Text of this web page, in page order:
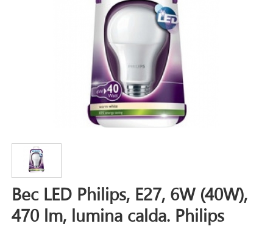
Bec LED Philips, E27, 6W (40W),
470 lm, lumina calda. Philips